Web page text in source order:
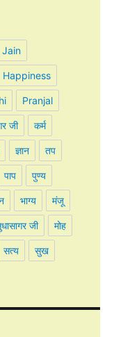
Jain
Happiness
Pranjal
जी कर्म
ज्ञान तप
पाप पुण्य
भाग्य मंजू
जी मोह
सत्य सुख